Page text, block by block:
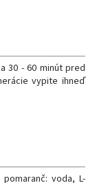
30 - 60 minút pred
vypite ihneď
pomaranč: voda, L-